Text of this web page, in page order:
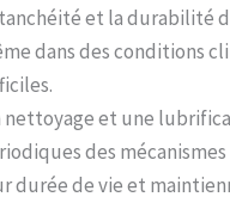
et la durabilité
dans des conditions
nettoyage et une
des
durée de vie et